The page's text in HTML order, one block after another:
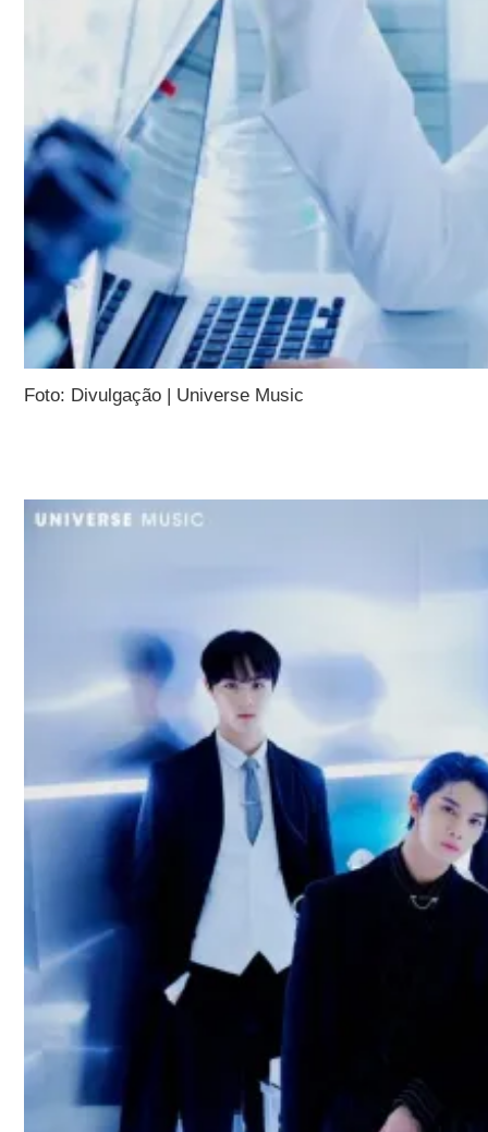
Foto: Divulgação | Universe Music